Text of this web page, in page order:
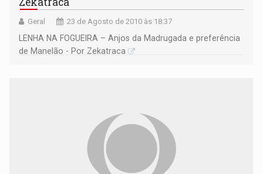
Geral 23 de Agosto de 2010 às 18:37
LENHA NA FOGUEIRA – Anjos da Madrugada e preferência
de Manelão - Por Zekatraca